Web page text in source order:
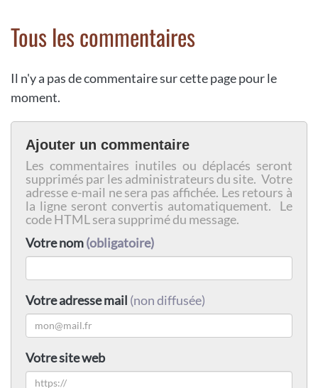
Tous les commentaires
Il n'y a pas de commentaire sur cette page pour le
moment.
Ajouter un commentaire
Les commentaires inutiles ou déplacés seront
supprimés par les administrateurs du site. Votre
adresse e-mail ne sera pas affichée. Les retours à
la ligne seront convertis automatiquement. Le
code HTML sera supprimé du message.
Votre nom(obligatoire)
Votre adresse mail (non diffusée)
Votre site web